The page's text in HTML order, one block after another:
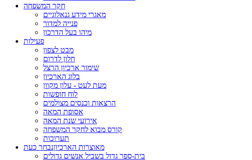
חקר המשפחה
מאגרי מידע גנאלוגיים
פנייה למדור
מיהו בעל הדרכון
פעילות
מבט לצפון
חלון לדרום
שימור ארכיון הרצל
בלוג הארכיון
מעת לעט - עלון מקוון
לוח חופשות
הרצאות וכנסים מצולמים
אסופת המאה
אירועי שנת המאה
קורס מבוא לחקר המשפחה
תערוכות
מאוצרות הארכיוןנבחר כעת
בית-ספר גדול בשביל אנשים גדולים